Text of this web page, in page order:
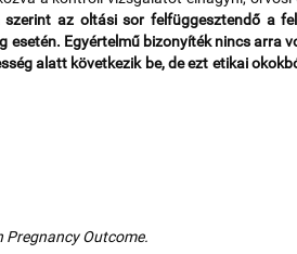
az oltási sor felfüggesztendő a
esetén. Egyértelmű bizonyíték nincs arra
alatt következik be, de ezt etikai
Pregnancy Outcome.